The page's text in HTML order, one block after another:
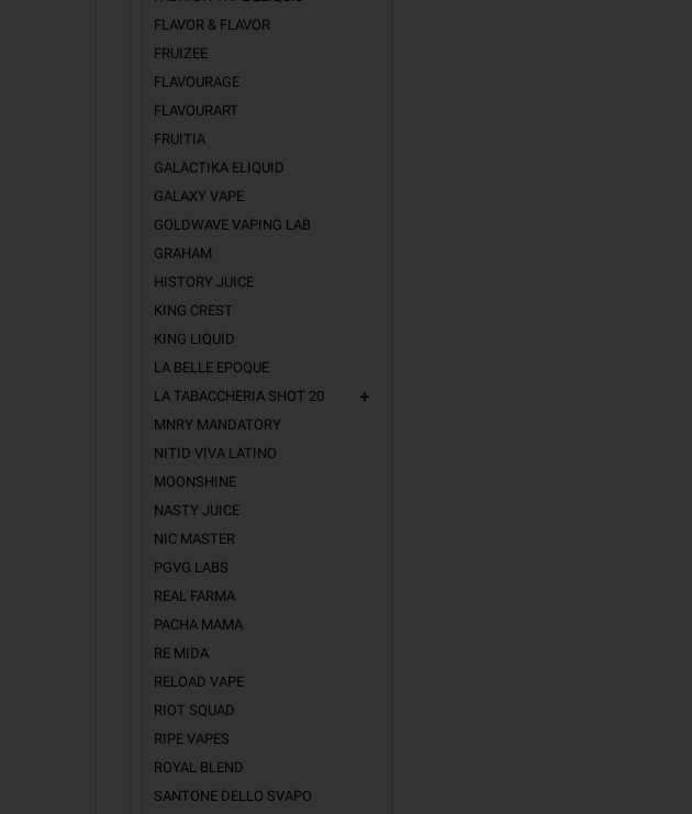
FLAVOR & FLAVOR
FRUIZEE
FLAVOURAGE
FLAVOURART
FRUITIA
GALACTIKA ELIQUID
GALAXY VAPE
GOLDWAVE VAPING LAB
GRAHAM
HISTORY JUICE
KING CREST
KING LIQUID
LA BELLE EPOQUE
LA TABACCHERIA SHOT 20
add
MNRY MANDATORY
NITID VIVA LATINO
MOONSHINE
NASTY JUICE
NIC MASTER
PGVG LABS
REAL FARMA
PACHA MAMA
RE MIDA
RELOAD VAPE
RIOT SQUAD
RIPE VAPES
ROYAL BLEND
SANTONE DELLO SVAPO